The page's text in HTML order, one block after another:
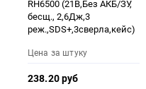
RH6500 (21В,Без АКБ/ЗУ,
бесщ., 2,6Дж,3
реж.,SDS+,3сверла,кейс)
Цена за штуку
238.20 руб